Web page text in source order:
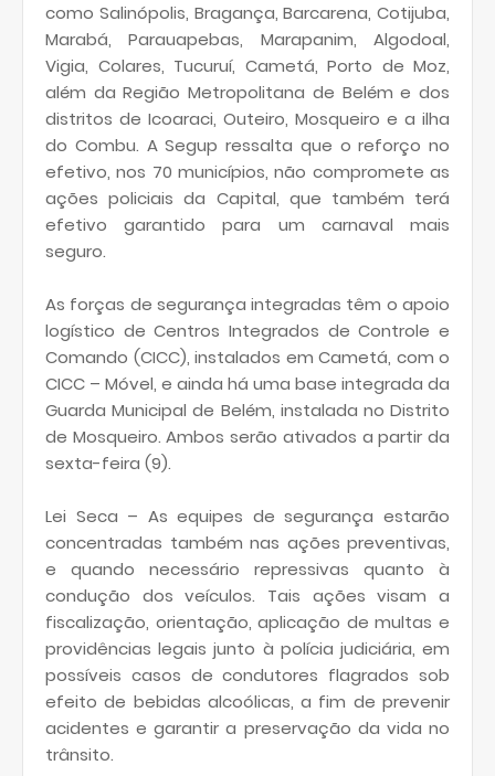
como Salinópolis, Bragança, Barcarena, Cotijuba,
Marabá, Parauapebas, Marapanim, Algodoal,
Vigia, Colares, Tucuruí, Cametá, Porto de Moz,
além da Região Metropolitana de Belém e dos
distritos de Icoaraci, Outeiro, Mosqueiro e a ilha
do Combu. A Segup ressalta que o reforço no
efetivo, nos 70 municípios, não compromete as
ações policiais da Capital, que também terá
efetivo garantido para um carnaval mais
seguro.
As forças de segurança integradas têm o apoio
logístico de Centros Integrados de Controle e
Comando (CICC), instalados em Cametá, com o
CICC – Móvel, e ainda há uma base integrada da
Guarda Municipal de Belém, instalada no Distrito
de Mosqueiro. Ambos serão ativados a partir da
sexta-feira (9).
Lei Seca – As equipes de segurança estarão
concentradas também nas ações preventivas,
e quando necessário repressivas quanto à
condução dos veículos. Tais ações visam a
fiscalização, orientação, aplicação de multas e
providências legais junto à polícia judiciária, em
possíveis casos de condutores flagrados sob
efeito de bebidas alcoólicas, a fim de prevenir
acidentes e garantir a preservação da vida no
trânsito.